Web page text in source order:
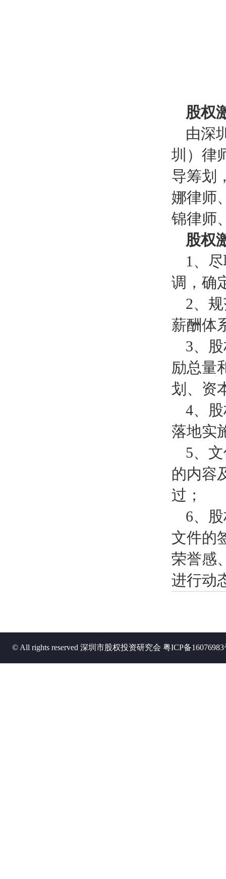
股权
由深
圳）律
导筹划
娜律师
锦律师
股权
1、
调，确
2、
薪酬体
3、
励总量
划、资
4、
落地实
5、
的内容
过；
6、
文件的
荣誉感
进行动
© All rights reserved 深圳市股权投资研究会 粤ICP备16076983